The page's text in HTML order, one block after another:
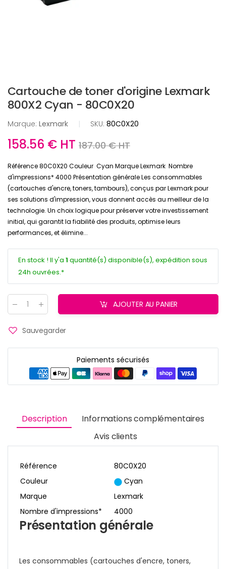
Cartouche de toner d'origine Lexmark
800X2 Cyan - 80C0X20
Marque: Lexmark | SKU: 80C0X20
158.56 € HT 187.00 € HT
Référence 80C0X20 Couleur Cyan Marque Lexmark Nombre
d'impressions* 4000 Présentation générale Les consommables
(cartouches d'encre, toners, tambours), conçus par Lexmark pour
ses solutions d'impression, vous donnent accès au meilleur de la
technologie. Un choix logique pour préserver votre investissement
initial, qui garantit la fiabilité des produits, optimise leurs
performances, et élimine...
En stock ! Il y'a 1 quantité(s) disponible(s), expédition sous
24h ouvrées.*
Quantité
AJOUTER AU PANIER
Sauvegarder
Paiements sécurisés
Description
Informations complémentaires
Avis clients
Référence
80C0X20
Couleur
Cyan
Marque
Lexmark
Nombre d'impressions*
4000
Présentation générale
Les consommables (cartouches d'encre, toners,